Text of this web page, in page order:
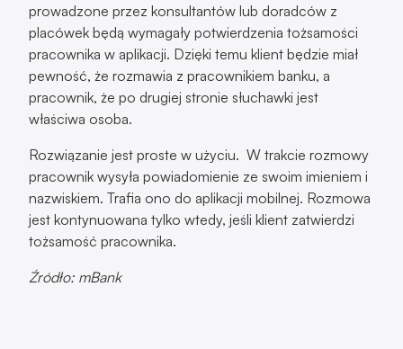
prowadzone przez konsultantów lub doradców z
placówek będą wymagały potwierdzenia tożsamości
pracownika w aplikacji. Dzięki temu klient będzie miał
pewność, że rozmawia z pracownikiem banku, a
pracownik, że po drugiej stronie słuchawki jest
właściwa osoba.
Rozwiązanie jest proste w użyciu. W trakcie rozmowy
pracownik wysyła powiadomienie ze swoim imieniem i
nazwiskiem. Trafia ono do aplikacji mobilnej. Rozmowa
jest kontynuowana tylko wtedy, jeśli klient zatwierdzi
tożsamość pracownika.
Źródło: mBank